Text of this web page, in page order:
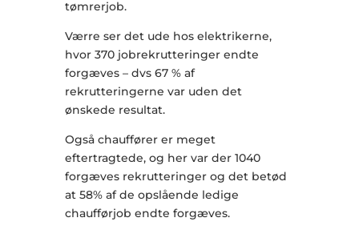
tømrerjob.
Værre ser det ude hos elektrikerne,
hvor 370 jobrekrutteringer endte
forgæves – dvs 67 % af
rekrutteringerne var uden det
ønskede resultat.
Også chauffører er meget
eftertragtede, og her var der 1040
forgæves rekrutteringer og det betød
at 58% af de opslående ledige
chaufførjob endte forgæves.